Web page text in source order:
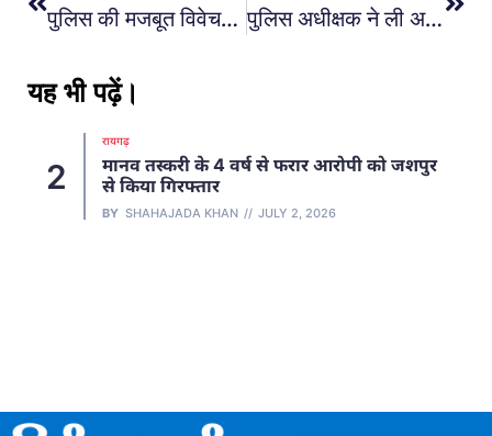
पुलिस की मजबूत विवेचना से बड़ा फैसला, सगे भाई की हत्या का आरोपी आजीवन कारावास से दंडित पुलिस अधीक्षक ने ली अपराध समीक्षा बैठक, लंबित अपराधों की समीक्षा कर निराकरण के दिए निर्देश
यह भी पढ़ें।
2
रायगढ़
मानव तस्करी के 4 वर्ष से फरार आरोपी को जशपुर
से किया गिरफ्तार
BY SHAHAJADA KHAN JULY 2, 2026